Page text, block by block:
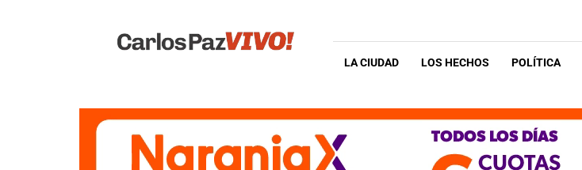
Vivo
LA CIUDAD LOS HECHOS POLÍTICA